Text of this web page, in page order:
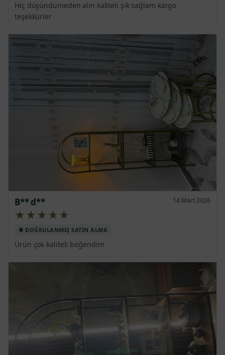
Hiç düşündümeden alın kaliteli şık sağlam kargo
teşekkürler
B** d**
★★★★★
14 Mart 2026
Ürün çok kaliteli beğendim